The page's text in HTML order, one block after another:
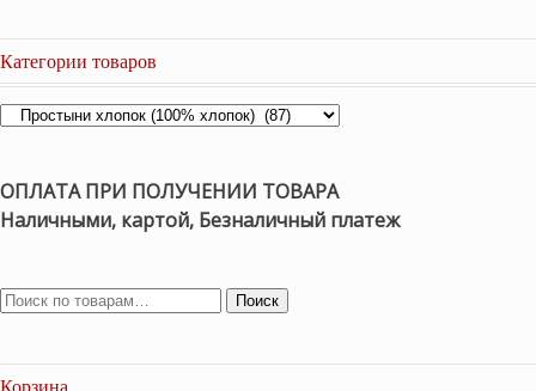
Категории товаров
ОПЛАТА ПРИ ПОЛУЧЕНИИ ТОВАРА
Наличными, картой, Безналичный платеж
Поиск
Корзина